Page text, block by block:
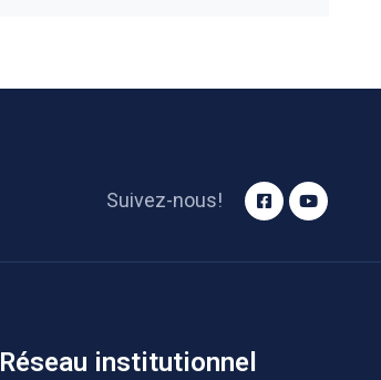
Suivez-nous!
Réseau institutionnel